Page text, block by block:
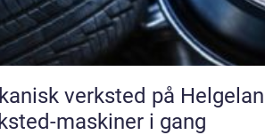
verksted på
maskiner i gang